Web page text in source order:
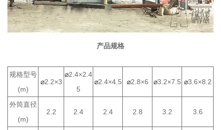
产品规格
规格型号
(m)
⌀2.2×3
⌀2.4×2.4
5
⌀2.4×4.5 ⌀2.8×6 ⌀3.2×7.5 ⌀3.6×8.2
外筒直径
(m)
2.2 2.4 2.4 2.8 3.2 3.6